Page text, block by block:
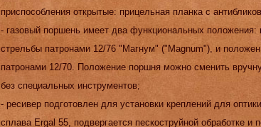
приспособления открытые: прицельная планка с
- газовый поршень имеет два функциональных
стрельбы патронами 12/76 "Магнум" ("Magnum"), и
патронами 12/70. Положение поршня можно сменить
без специальных инструментов;
- ресивер подготовлен для установки креплений для
сплава Ergal 55, подвергается пескоструйной обработке и